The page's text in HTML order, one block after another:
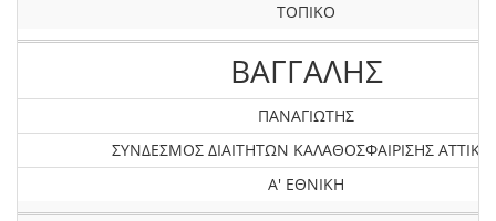
ΤΟΠΙΚΟ
ΒΑΓΓΑΛΗΣ
ΠΑΝΑΓΙΩΤΗΣ
ΣΥΝΔΕΣΜΟΣ ΔΙΑΙΤΗΤΩΝ ΚΑΛΑΘΟΣΦΑΙΡΙΣΗΣ
Α' ΕΘΝΙΚΗ